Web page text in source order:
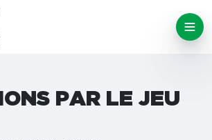
PAR LE JEU